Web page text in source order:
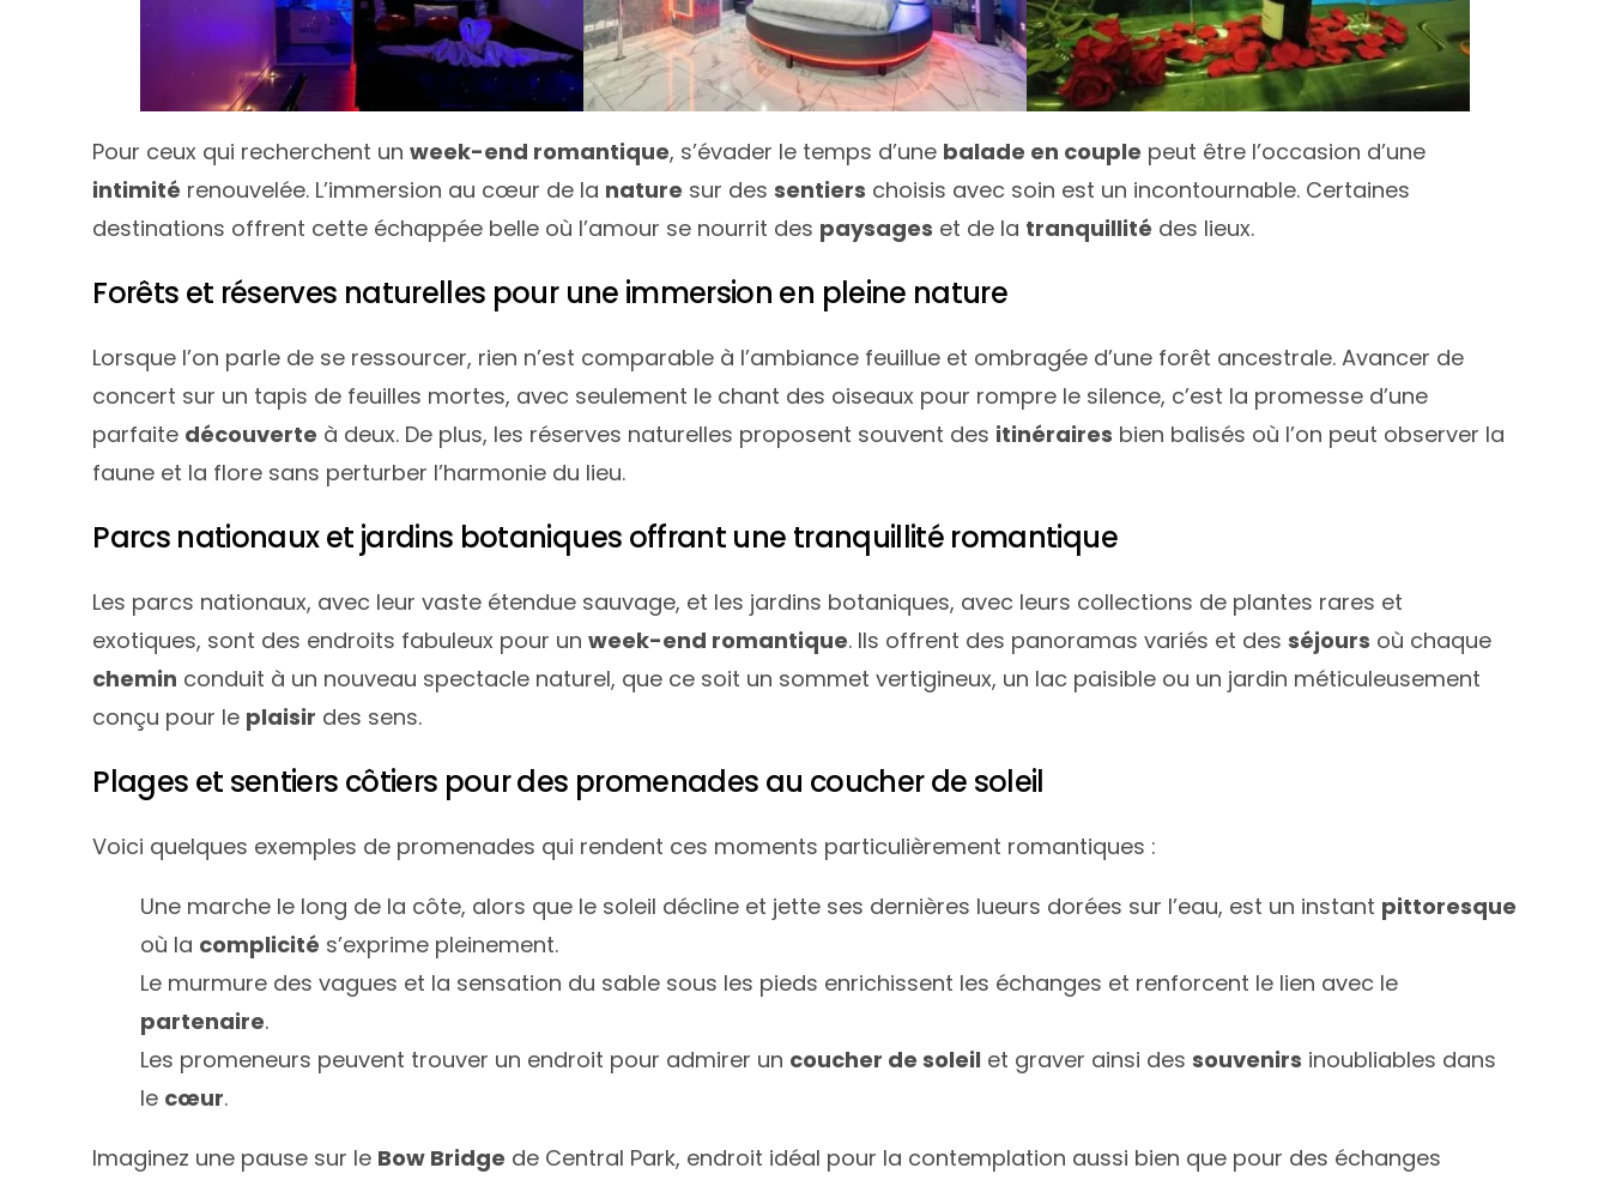
Tous les départements
Toutes les villes
Pour ceux qui recherchent unweek-end romantique, s’évader le temps d’une balade en couple peut être l’occasion d’une
intimité renouvelée. L’immersion au cœur de la nature sur dessentiers choisis avec soin est un incontournable. Certaines
destinations offrent cette échappée belle où l’amour se nourrit des paysages et de la tranquillité des lieux.
Forêts et réserves naturelles pour une immersion en pleine nature
Lorsque l’on parle de se ressourcer, rien n’est comparable à l’ambiance feuillue et ombragée d’une forêt ancestrale. Avancer de
concert sur un tapis de feuilles mortes, avec seulement le chant des oiseaux pour rompre le silence, c’est la promesse d’une
parfaite découverte à deux. De plus, les réserves naturelles proposent souvent des itinéraires bien balisés où l’on peut observer la
faune et la flore sans perturber l’harmonie du lieu.
Parcs nationaux et jardins botaniques offrant une tranquillité romantique
Les parcs nationaux, avec leur vaste étendue sauvage, et les jardins botaniques, avec leurs collections de plantes rares et
exotiques, sont des endroits fabuleux pour unweek-end romantique. Ils offrent des panoramas variés et desséjours où chaque
chemin conduit à un nouveau spectacle naturel, que ce soit un sommet vertigineux, un lac paisible ou un jardin méticuleusement
conçu pour le plaisir des sens.
Plages et sentiers côtiers pour des promenades au coucher de soleil
Voici quelques exemples de promenades qui rendent ces moments particulièrement romantiques :
Une marche le long de la côte, alors que le soleil décline et jette ses dernières lueurs dorées sur l’eau, est un instant pittoresque
où la complicité s’exprime pleinement.
Le murmure des vagues et la sensation du sable sous les pieds enrichissent les échanges et renforcent le lien avec le
partenaire.
Les promeneurs peuvent trouver un endroit pour admirer un coucher de soleil et graver ainsi dessouvenirs inoubliables dans
le cœur.
Imaginez une pause sur le Bow Bridge de Central Park, endroit idéal pour la contemplation aussi bien que pour des échanges